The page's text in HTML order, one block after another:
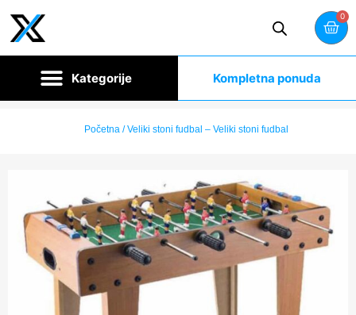
0
Kompletna ponuda
Početna/ Veliki stoni fudbal – Veliki stoni fudbal